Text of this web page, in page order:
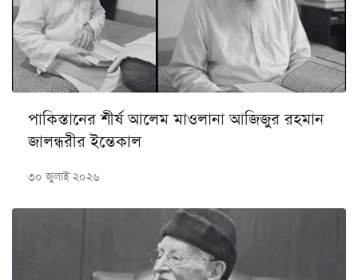
পাকিস্তানের শীর্ষ আলেম মাওলানা আজিজুর রহমান
জালন্ধরীর ইন্তেকাল
৩০ জুলাই ২০২৬